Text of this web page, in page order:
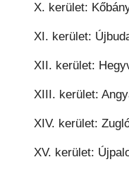
X. kerület:
XI. kerület:
XII. kerület:
XIII. kerület:
XIV. kerület:
XV. kerület: